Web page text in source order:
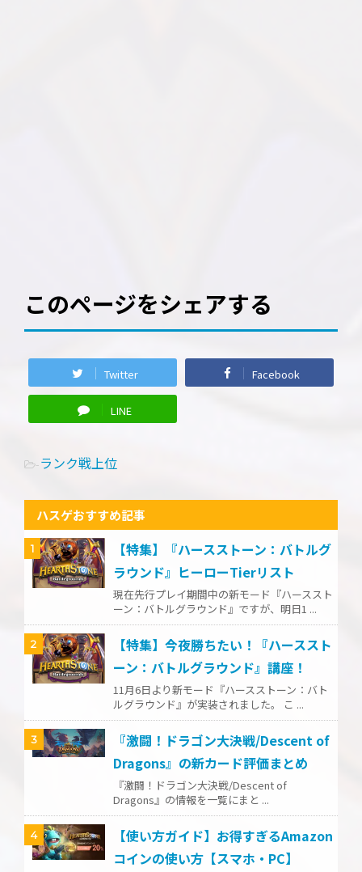
このページをシェアする
Twitter Facebook
LINE
-ランク戦上位
ハスゲおすすめ記事
1
【特集】『ハースストーン：バトルグ
ラウンド』ヒーローTierリスト
現在先行プレイ期間中の新モード『ハーススト
ーン：バトルグラウンド』ですが、明日1 ...
2
【特集】今夜勝ちたい！『ハーススト
ーン：バトルグラウンド』講座！
11月6日より新モード『ハースストーン：バト
ルグラウンド』が実装されました。 こ ...
3
『激闘！ドラゴン大決戦/Descent of
Dragons』の新カード評価まとめ
『激闘！ドラゴン大決戦/Descent of
Dragons』の情報を一覧にまと ...
4
【使い方ガイド】お得すぎるAmazon
コインの使い方【スマホ・PC】